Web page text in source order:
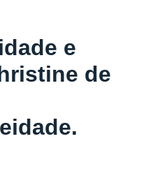
e
de